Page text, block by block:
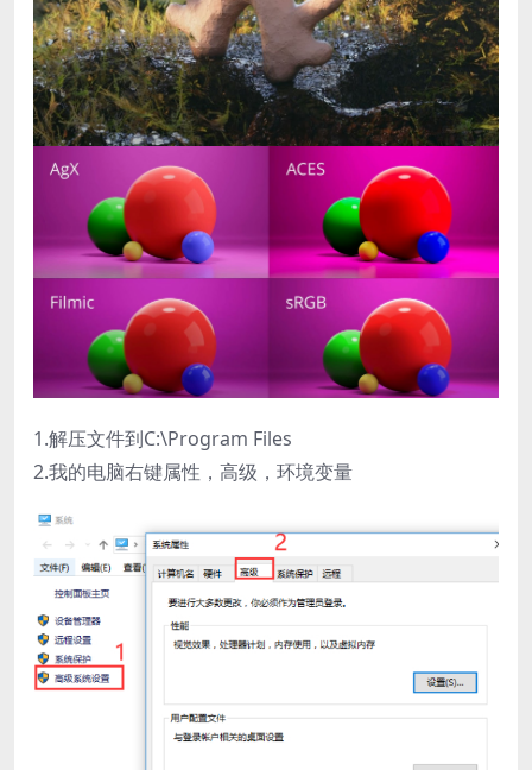
1.解压文件到C:\Program Files
2.我的电脑右键属性，高级，环境变量